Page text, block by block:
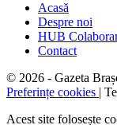
Acasă
Despre noi
HUB
Contact
© 2026 - Gazeta
Preferințe cookies |
Acest site folosește